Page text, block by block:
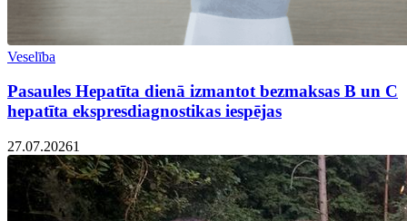
Veselība
Pasaules Hepatīta dienā izmantot bezmaksas B un C
hepatīta ekspresdiagnostikas iespējas
27.07.20261